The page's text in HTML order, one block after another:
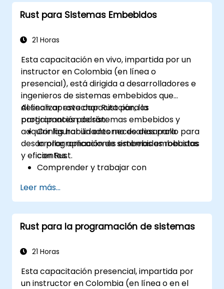
optimización del rendimiento.
Interactuar con otros lenguajes,
concurrencia avanzada.
de problemas para depurar y solucionar
desafíos complejos en programas de
Rust.
Rust para Sistemas Embebidos
21 Horas
Esta capacitación en vivo, impartida por un
instructor en Colombia (en línea o
presencial), está dirigida a desarrolladores e
ingenieros de sistemas embebidos que
desean aprovechar Rust para la
programación de sistemas embebidos y
adquirir las habilidades necesarias para
desarrollar aplicaciones embebidas robustas
y eficientes.
Al finalizar esta capacitación, los
participantes podrán:
Configurar un entorno de desarrollo para
la programación de sistemas embebidos
con Rust.
Comprender y trabajar con
utilizando Rust.
Escribir código eficiente y confiable para
sistemas embebidos con recursos
limitados.
de tiempo real en aplicaciones
Interconectar con hardware y utilizar
Leer más...
Rust para la programación de sistemas
21 Horas
Esta capacitación presencial, impartida por
un instructor en Colombia (en línea o en el